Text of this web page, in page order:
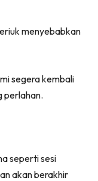
menyebabkan
segera kembali
perlahan.
seperti sesi
akan berakhir